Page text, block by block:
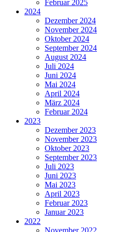
Februar 2025
2024
Dezember 2024
November 2024
Oktober 2024
September 2024
August 2024
Juli 2024
Juni 2024
Mai 2024
April 2024
März 2024
Februar 2024
2023
Dezember 2023
November 2023
Oktober 2023
September 2023
Juli 2023
Juni 2023
Mai 2023
April 2023
Februar 2023
Januar 2023
2022
November 2022